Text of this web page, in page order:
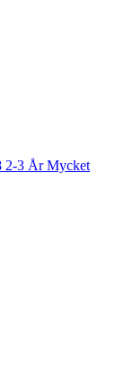
2-3 År Mycket